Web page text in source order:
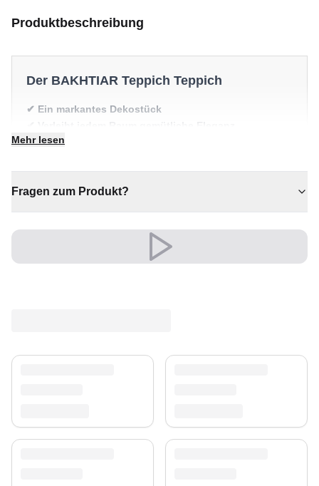
Produktbeschreibung
Der BAKHTIAR Teppich Teppich
✔ Ein markantes Dekostück
✔ Passt zu moderner und klassischer Einrichtung
✔ Zeitloses Design für jeden Raum
Versand & Service
Profitieren Sie von kostenlosem Versand und einem
Mehr lesen
Fragen zum Produkt?